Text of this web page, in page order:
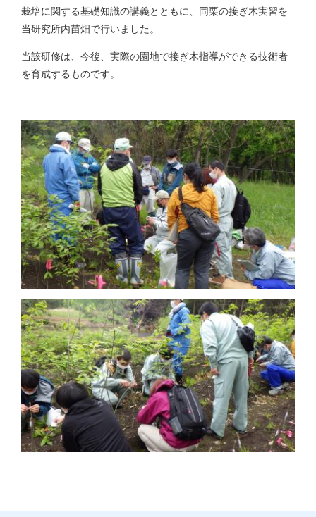
栽培に関する基礎知識の講義とともに、同栗の接ぎ木実習を
当研究所内苗畑で行いました。
当該研修は、今後、実際の園地で接ぎ木指導ができる技術者
を育成するものです。